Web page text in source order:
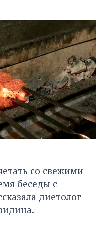
со свежими
беседы с
диетолог